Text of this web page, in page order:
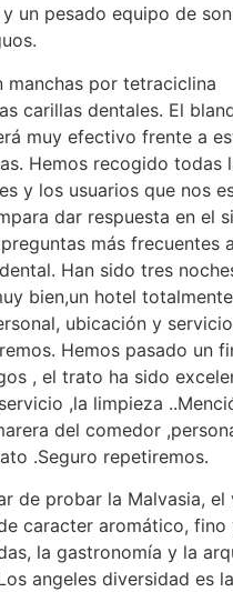
un pesado equipo de
manchas por tetraciclina
carillas dentales. El
muy efectivo frente a
Hemos recogido todas
y los usuarios que nos
dar respuesta en el
más frecuentes
Han sido tres
bien,un hotel totalmente
ubicación y
Hemos pasado un
, el trato ha sido
,la limpieza
del comedor
.Seguro repetiremos.
de probar la Malvasia, el
caracter aromático, fino
la gastronomía y la
angeles diversidad es